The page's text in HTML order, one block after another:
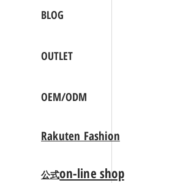
BLOG
OUTLET
OEM/ODM
Rakuten Fashion
公式on-line shop